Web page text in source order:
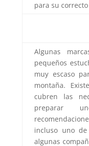
para su
Algunas
pequeños
muy escaso
montaña.
cubren las
preparar
incluso uno
algunas